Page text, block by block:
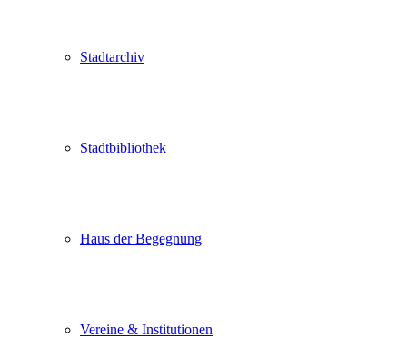
Stadtarchiv
Stadtbibliothek
Haus der Begegnung
Vereine & Institutionen